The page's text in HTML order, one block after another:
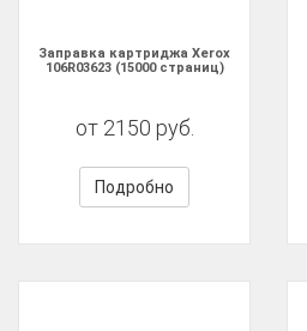
Заправка картриджа Xerox
106R03623 (15000 страниц)
от 2150 руб.
Подробно